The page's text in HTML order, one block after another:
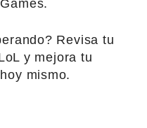
Revisa tu
y mejora tu
mismo.